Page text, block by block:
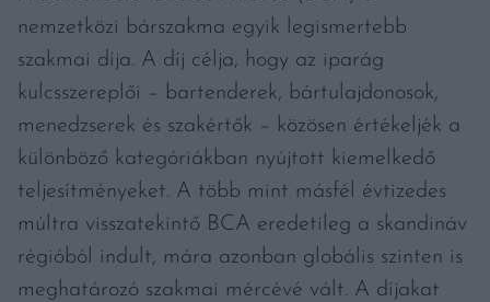
nemzetközi bárszakma egyik legismertebb
szakmai díja. A díj célja, hogy az iparág
kulcsszereplői – bartenderek, bártulajdonosok,
menedzserek és szakértők – közösen értékeljék a
különböző kategóriákban nyújtott kiemelkedő
teljesítményeket. A több mint másfél évtizedes
múltra visszatekintő BCA eredetileg a skandináv
régióból indult, mára azonban globális szinten is
meghatározó szakmai mércévé vált. A díjakat